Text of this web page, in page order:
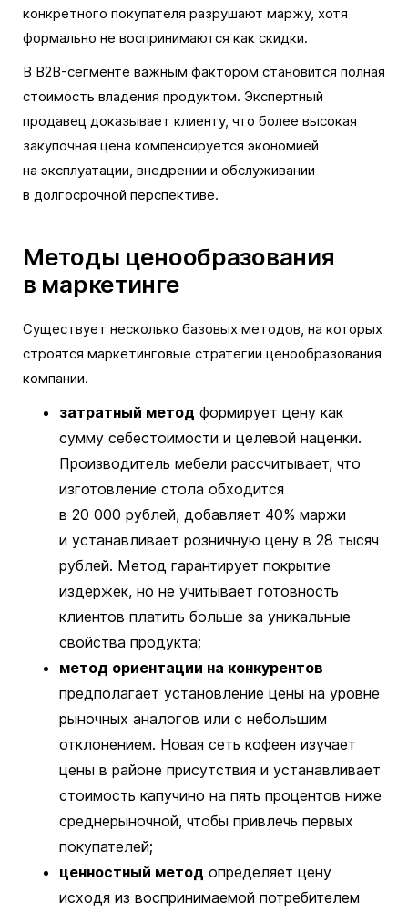
конкретного покупателя разрушают маржу, хотя
формально не воспринимаются как скидки.
В B2B-сегменте важным фактором становится полная
стоимость владения продуктом. Экспертный
продавец доказывает клиенту, что более высокая
закупочная цена компенсируется экономией
на эксплуатации, внедрении и обслуживании
в долгосрочной перспективе.
Методы ценообразования
в маркетинге
Существует несколько базовых методов, на которых
строятся маркетинговые стратегии ценообразования
компании.
затратный метод формирует цену как
сумму себестоимости и целевой наценки.
Производитель мебели рассчитывает, что
изготовление стола обходится
в 20 000 рублей, добавляет 40% маржи
и устанавливает розничную цену в 28 тысяч
рублей. Метод гарантирует покрытие
издержек, но не учитывает готовность
клиентов платить больше за уникальные
свойства продукта;
метод ориентации на конкурентов
предполагает установление цены на уровне
рыночных аналогов или с небольшим
отклонением. Новая сеть кофеен изучает
цены в районе присутствия и устанавливает
стоимость капучино на пять процентов ниже
среднерыночной, чтобы привлечь первых
покупателей;
ценностный метод определяет цену
исходя из воспринимаемой потребителем